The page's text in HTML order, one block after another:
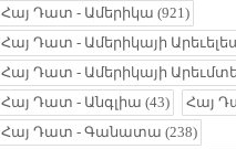
Հայ Դատ - Ամերիկա (921)
Հայ Դատ - Ամերիկայի
Հայ Դատ - Ամերիկայի
Հայ Դատ - Անգլիա (43) Հայ
Հայ Դատ - Գանատա (238)